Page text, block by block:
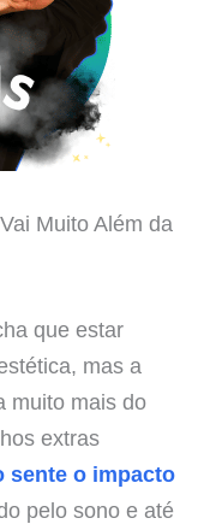
Muito Além da
que estar
mas a
muito mais do
extras
sente o impacto
pelo sono e até